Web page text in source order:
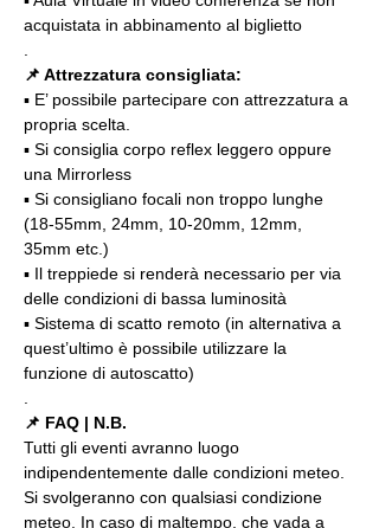
acquistata in abbinamento al biglietto
📌 Attrezzatura consigliata:
▪️ E’ possibile partecipare con attrezzatura a
propria scelta.
▪️ Si consiglia corpo reflex leggero oppure
una Mirrorless
▪️ Si consigliano focali non troppo lunghe
(18-55mm, 24mm, 10-20mm, 12mm,
35mm etc.)
▪️ Il treppiede si renderà necessario per via
delle condizioni di bassa luminosità
▪️ Sistema di scatto remoto (in alternativa a
quest’ultimo è possibile utilizzare la
funzione di autoscatto)
📌 FAQ | N.B.
Tutti gli eventi avranno luogo
indipendentemente dalle condizioni meteo.
Si svolgeranno con qualsiasi condizione
meteo. In caso di maltempo, che vada a